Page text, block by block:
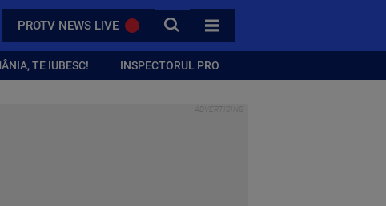
PROTV NEWS LIVE CAUTA
TOATE CATEGORIILE
TE IUBESC! INSPECTORUL PRO